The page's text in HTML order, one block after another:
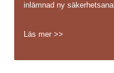
inlämnad ny
Läs mer >>